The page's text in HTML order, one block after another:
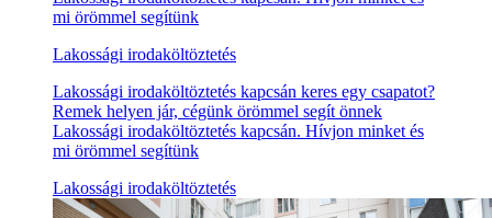
mi örömmel segítünk
Lakossági irodaköltöztetés
Lakossági irodaköltöztetés kapcsán keres egy csapatot?
Remek helyen jár, cégünk örömmel segít önnek
Lakossági irodaköltöztetés kapcsán. Hívjon minket és
mi örömmel segítünk
Lakossági irodaköltöztetés